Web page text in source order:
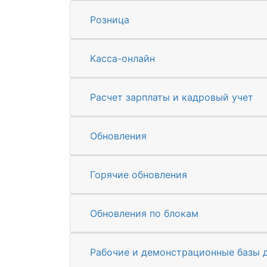
Розница
Касса-онлайн
Расчет зарплаты и кадровый учет
Обновления
Горячие обновления
Обновления по блокам
Рабочие и демонстрационные базы